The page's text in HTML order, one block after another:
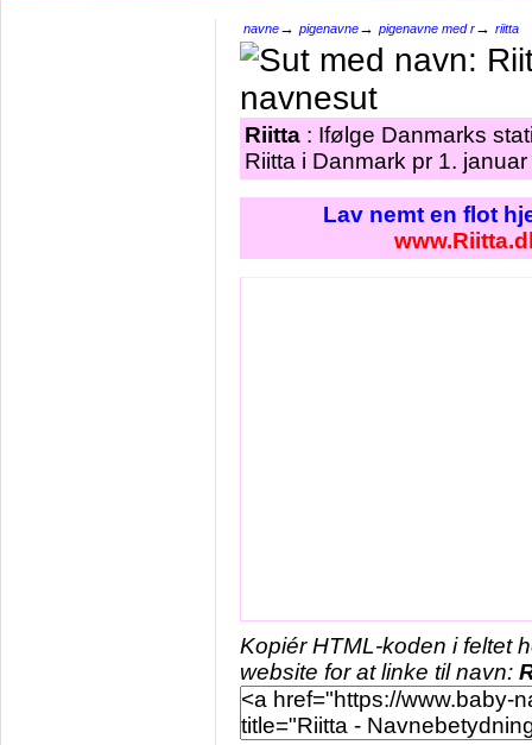
navne→ pigenavne→ pigenavne med r→ riitta
Riitta : Ifølge Danmarks
Riitta i Danmark pr 1.
Lav nemt en flot
Kopiér HTML-koden i feltet
website for at linke til navn: